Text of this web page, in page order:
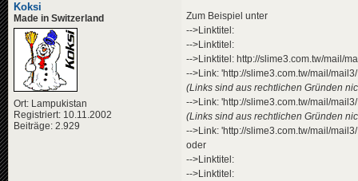
Koksi
Made in Switzerland
Ort: Lampukistan
Registriert: 10.11.2002
Beiträge: 2.929
Zum Beispiel unter
-->Linktitel:
-->Linktitel:
-->Linktitel: http://slime3.com.tw/mail/
-->Link: 'http://slime3.com.tw/mail/
(Links sind aus rechtlichen Gründen
-->Link: 'http://slime3.com.tw/mail/
(Links sind aus rechtlichen Gründen
-->Link: 'http://slime3.com.tw/mail/
oder
-->Linktitel:
-->Linktitel: